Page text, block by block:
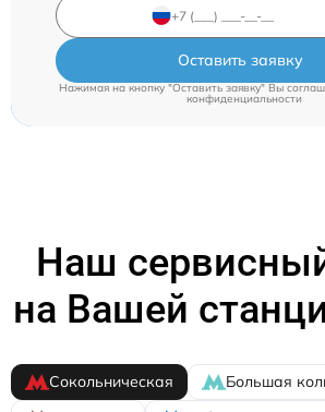
Оставить заявку
Нажимая на кнопку "Оставить заявку" Вы
конфиденциальности
Наш
на Вашей
Сокольническая
Большая